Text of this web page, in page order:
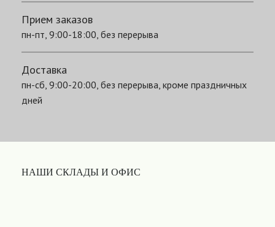
Прием заказов
пн-пт, 9:00-18:00, без перерыва
Доставка
пн-сб, 9:00-20:00, без перерыва, кроме праздничных
дней
НАШИ СКЛАДЫ И ОФИС